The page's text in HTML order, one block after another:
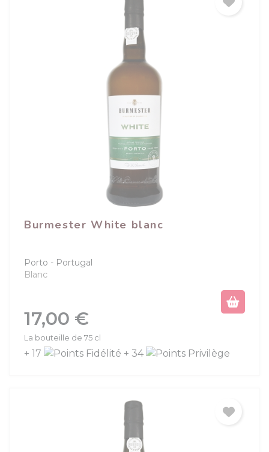
Burmester White blanc
Porto
Portugal
Blanc
Prix
17,00 €
La bouteille de 75 cl
+ 17 + 34